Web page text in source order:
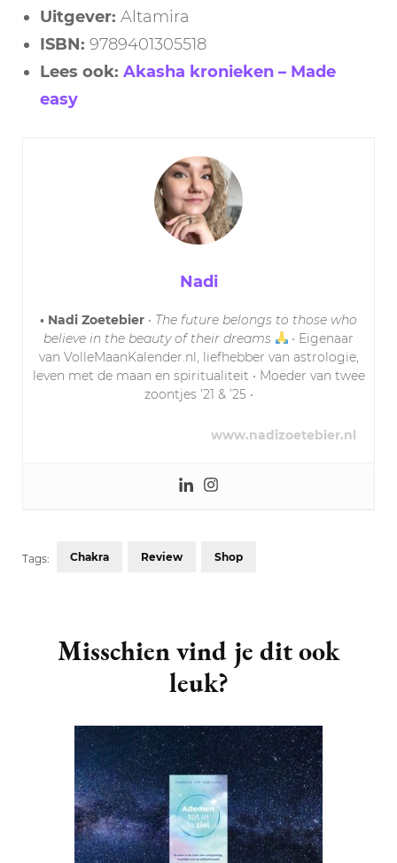
Uitgever: Altamira
ISBN: 9789401305518
Lees ook: Akasha kronieken – Made
easy
Nadi
• Nadi Zoetebier • The future belongs to those who
believe in the beauty of their dreams
• Eigenaar
van VolleMaanKalender.nl, liefhebber van astrologie,
leven met de maan en spiritualiteit • Moeder van twee
zoontjes ’21 & ’25 •
www.nadizoetebier.nl
Tags: Chakra Review Shop
Navigation
Misschien vind je dit ook
leuk?